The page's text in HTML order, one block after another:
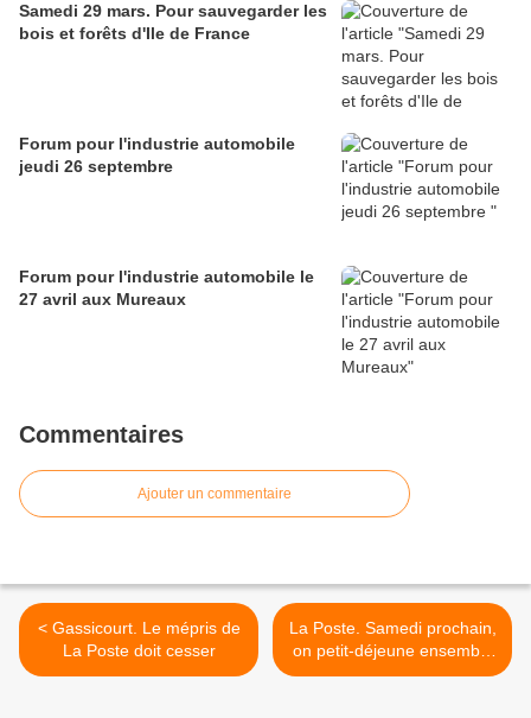
Samedi 29 mars. Pour sauvegarder les
bois et forêts d'Ile de France
Forum pour l'industrie automobile
jeudi 26 septembre
Forum pour l'industrie automobile le
27 avril aux Mureaux
Commentaires
Ajouter un commentaire
< Gassicourt. Le mépris de
La Poste doit cesser
La Poste. Samedi prochain,
on petit-déjeune ensemble
? >